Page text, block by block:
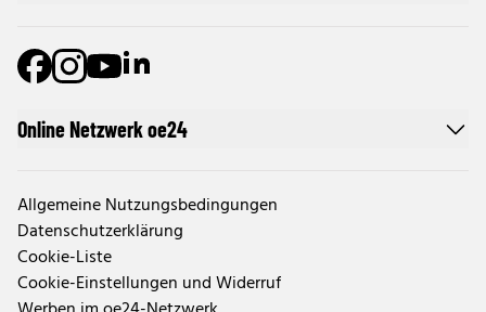
Online Netzwerk oe24
Allgemeine Nutzungsbedingungen
Datenschutzerklärung
Cookie-Liste
Cookie-Einstellungen und Widerruf